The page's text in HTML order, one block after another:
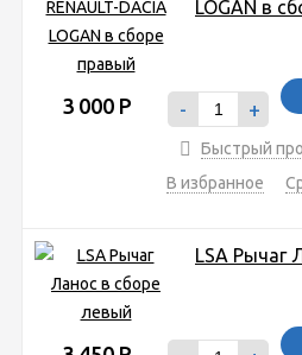
LOGAN в
3 000 Р - +
Быстрый
В избранное
LSA Рычаг